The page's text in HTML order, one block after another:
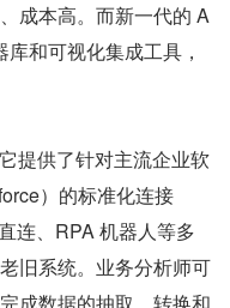
成本高。而新一代的 A
和可视化集成工具，
提供了针对主流企业软
）的标准化连接
连、RPA 机器人等多
旧系统。业务分析师可